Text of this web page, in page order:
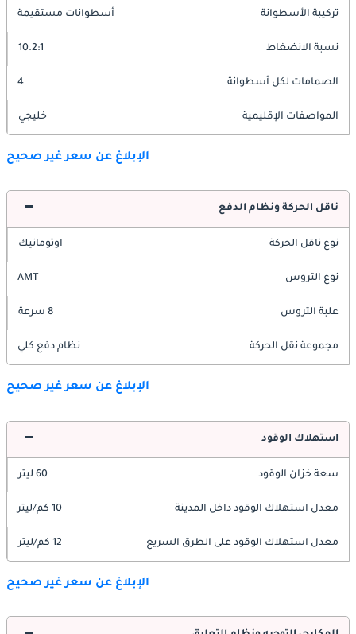
تركيبة الأسطوانة أسطوانات مستقيمة
نسبة الانضغاط 10.2:1
الصمامات لكل أسطوانة 4
المواصفات الإقليمية خليجي
الإبلاغ عن سعر غير صحيح
ناقل الحركة ونظام الدفع
نوع ناقل الحركة اوتوماتيك
نوع التروس AMT
علبة التروس 8 سرعة
مجموعة نقل الحركة نظام دفع كلي
الإبلاغ عن سعر غير صحيح
استهلاك الوقود
سعة خزان الوقود 60 ليتر
معدل استهلاك الوقود داخل المدينة 10 كم/ليتر
معدل استهلاك الوقود على الطرق السريع 12 كم/ليتر
الإبلاغ عن سعر غير صحيح